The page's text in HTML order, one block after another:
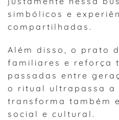
simbólicos e
compartilhadas.
Além disso, o prato
familiares e reforça
passadas entre
o ritual ultrapassa a
transforma também
social e cultural.